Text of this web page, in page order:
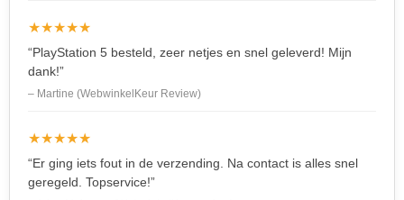
★★★★★
“PlayStation 5 besteld, zeer netjes en snel geleverd! Mijn
dank!”
– Martine (WebwinkelKeur Review)
★★★★★
“Er ging iets fout in de verzending. Na contact is alles snel
geregeld. Topservice!”